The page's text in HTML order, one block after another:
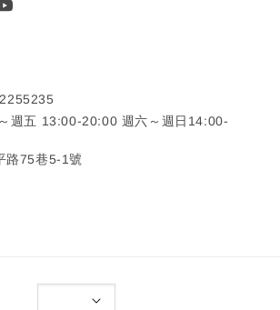
週五 13:00-20:00 週六～週日14:00-
路75巷5-1號